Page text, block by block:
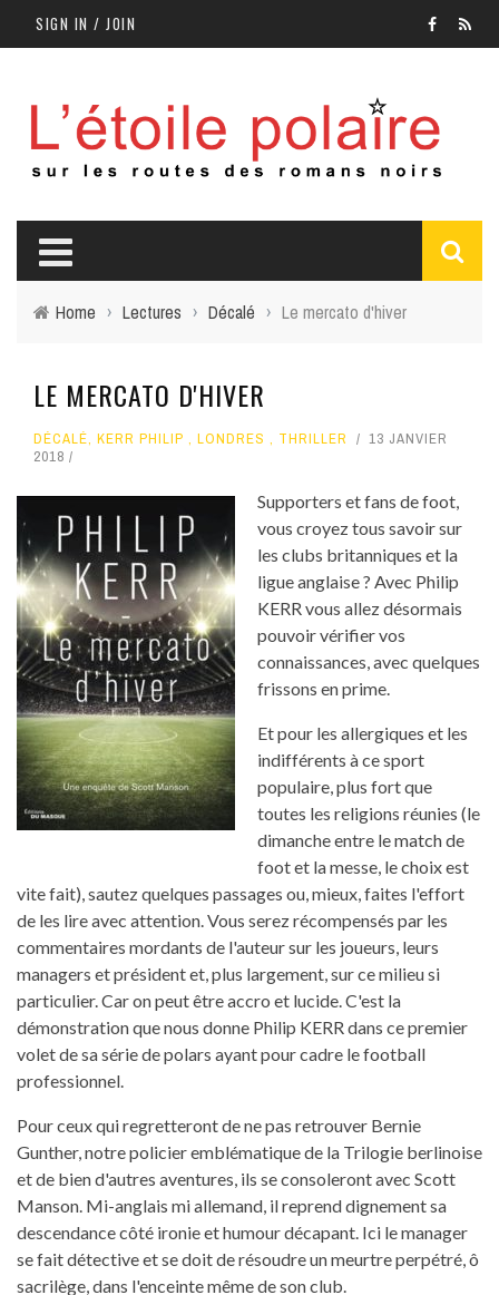
SIGN IN / JOIN
Home › Lectures › Décalé › Le mercato d'hiver
LE MERCATO D'HIVER
DÉCALÉ, KERR PHILIP , LONDRES , THRILLER
13 JANVIER
2018
Supporters et fans de foot,
vous croyez tous savoir sur
les clubs britanniques et la
ligue anglaise ? Avec Philip
KERR vous allez désormais
pouvoir vérifier vos
connaissances, avec quelques
frissons en prime.
Et pour les allergiques et les
indifférents à ce sport
populaire, plus fort que
toutes les religions réunies (le
dimanche entre le match de
foot et la messe, le choix est
vite fait), sautez quelques passages ou, mieux, faites l'effort
de les lire avec attention. Vous serez récompensés par les
commentaires mordants de l'auteur sur les joueurs, leurs
managers et président et, plus largement, sur ce milieu si
particulier. Car on peut être accro et lucide. C'est la
démonstration que nous donne Philip KERR dans ce premier
volet de sa série de polars ayant pour cadre le football
professionnel.
Pour ceux qui regretteront de ne pas retrouver Bernie
Gunther, notre policier emblématique de la Trilogie berlinoise
et de bien d'autres aventures, ils se consoleront avec Scott
Manson. Mi-anglais mi allemand, il reprend dignement sa
descendance côté ironie et humour décapant. Ici le manager
se fait détective et se doit de résoudre un meurtre perpétré, ô
sacrilège, dans l'enceinte même de son club.